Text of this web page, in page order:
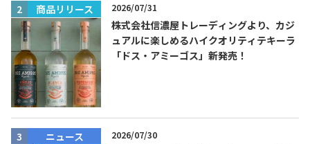
商品リリース 2026/07/31
株式会社信濃屋トレーディングより、カジ
ュアルに楽しめるハイクオリティテキーラ
「ドス・アミーゴス」新発売！
ニュース 2026/07/30